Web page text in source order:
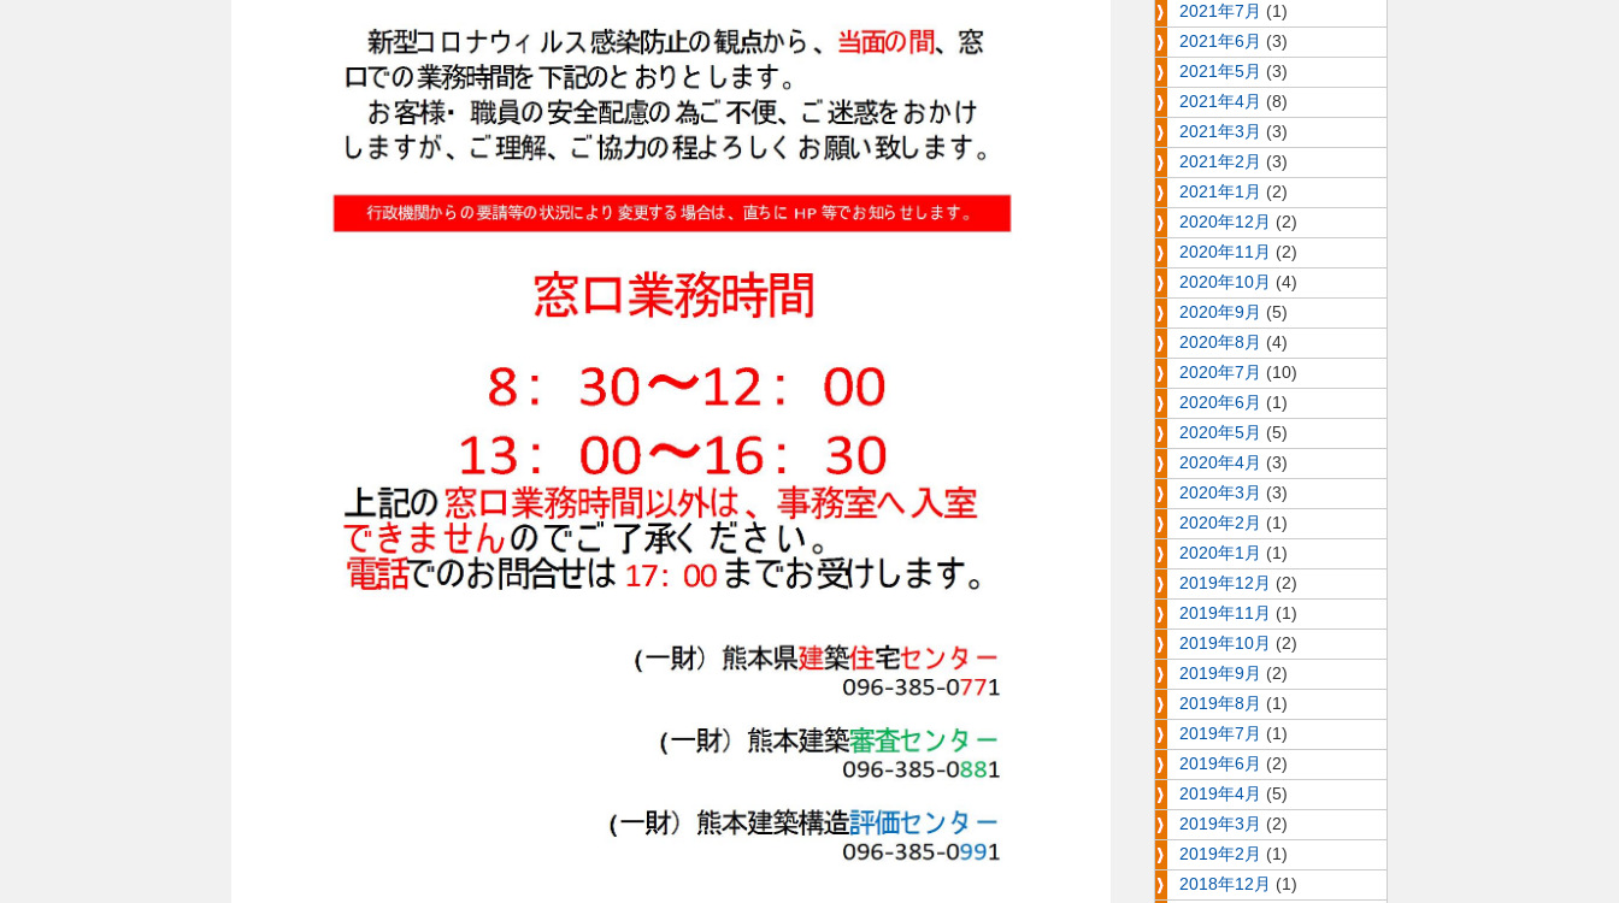
2021年7月 (1)
2021年6月 (3)
2021年5月 (3)
2021年4月 (8)
2021年3月 (3)
2021年2月 (3)
2021年1月 (2)
2020年12月 (2)
2020年11月 (2)
2020年10月 (4)
2020年9月 (5)
2020年8月 (4)
2020年7月 (10)
2020年6月 (1)
2020年5月 (5)
2020年4月 (3)
2020年3月 (3)
2020年2月 (1)
2020年1月 (1)
2019年12月 (2)
2019年11月 (1)
2019年10月 (2)
2019年9月 (2)
2019年8月 (1)
2019年7月 (1)
2019年6月 (2)
2019年4月 (5)
2019年3月 (2)
2019年2月 (1)
2018年12月 (1)